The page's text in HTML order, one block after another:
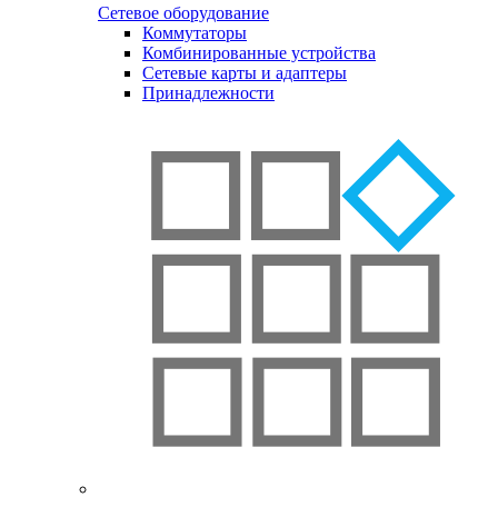
Сетевое оборудование
Коммутаторы
Комбинированные устройства
Сетевые карты и адаптеры
Принадлежности